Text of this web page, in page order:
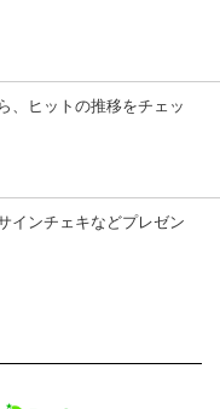
、ヒットの推移をチェッ
インチェキなどプレゼン